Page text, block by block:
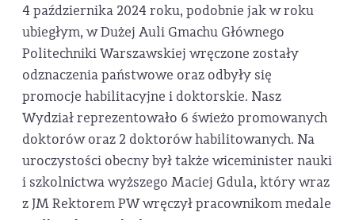
4 października 2024 roku, podobnie jak w roku
ubiegłym, w Dużej Auli Gmachu Głównego
Politechniki Warszawskiej wręczone zostały
odznaczenia państwowe oraz odbyły się
promocje habilitacyjne i doktorskie. Nasz
Wydział reprezentowało 6 świeżo promowanych
doktorów oraz 2 doktorów habilitowanych. Na
uroczystości obecny był także wiceminister nauki
i szkolnictwa wyższego Maciej Gdula, który wraz
z JM Rektorem PW wręczył pracownikom medale